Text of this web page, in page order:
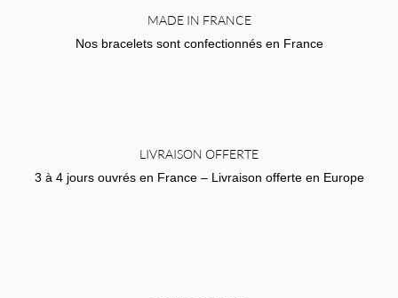
MADE IN FRANCE
Nos bracelets sont confectionnés en France
LIVRAISON OFFERTE
3 à 4 jours ouvrés en France – Livraison offerte en Europe